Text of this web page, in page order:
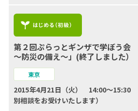
第２回ぷらっとギンザで学ぼう会
～防災の備え～」(終了しました）
東京
2015年4月21日（火） 14:00～15:30
別相談をお受けいたします）